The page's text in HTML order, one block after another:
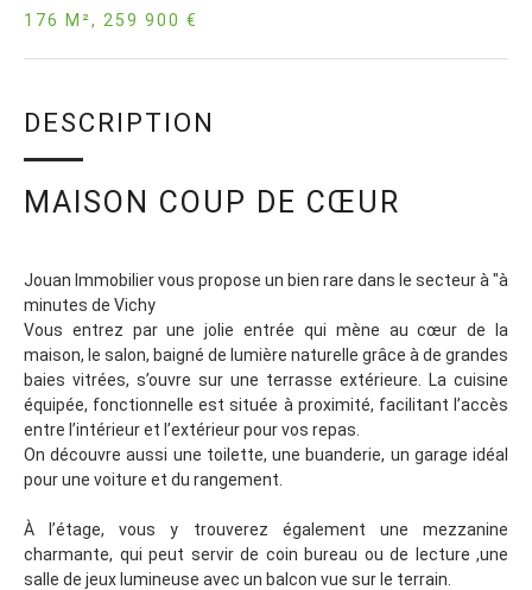
176 M², 259 900 €
DESCRIPTION
MAISON COUP DE CŒUR
Jouan Immobilier vous propose un bien rare dans le secteur à "à
minutes de Vichy
Vous entrez par une jolie entrée qui mène au cœur de la
maison, le salon, baigné de lumière naturelle grâce à de grandes
baies vitrées, s’ouvre sur une terrasse extérieure. La cuisine
équipée, fonctionnelle est située à proximité, facilitant l’accès
entre l’intérieur et l’extérieur pour vos repas.
On découvre aussi une toilette, une buanderie, un garage idéal
pour une voiture et du rangement.
À l’étage, vous y trouverez également une mezzanine
charmante, qui peut servir de coin bureau ou de lecture ,une
salle de jeux lumineuse avec un balcon vue sur le terrain.